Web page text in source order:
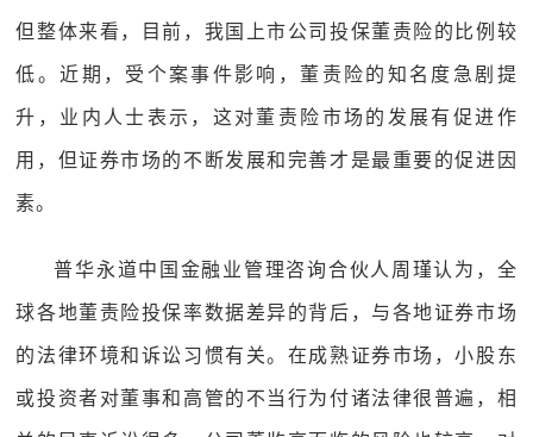
但整体来看，目前，我国上市公司投保董责险的比例较
低。近期，受个案事件影响，董责险的知名度急剧提
升，业内人士表示，这对董责险市场的发展有促进作
用，但证券市场的不断发展和完善才是最重要的促进因
素。
普华永道中国金融业管理咨询合伙人周瑾认为，全
球各地董责险投保率数据差异的背后，与各地证券市场
的法律环境和诉讼习惯有关。在成熟证券市场，小股东
或投资者对董事和高管的不当行为付诸法律很普遍，相